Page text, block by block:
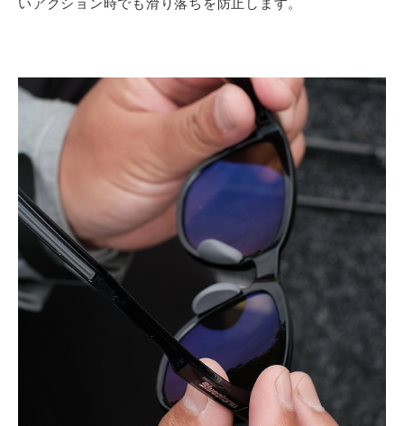
いアクション時でも滑り落ちを防止します。